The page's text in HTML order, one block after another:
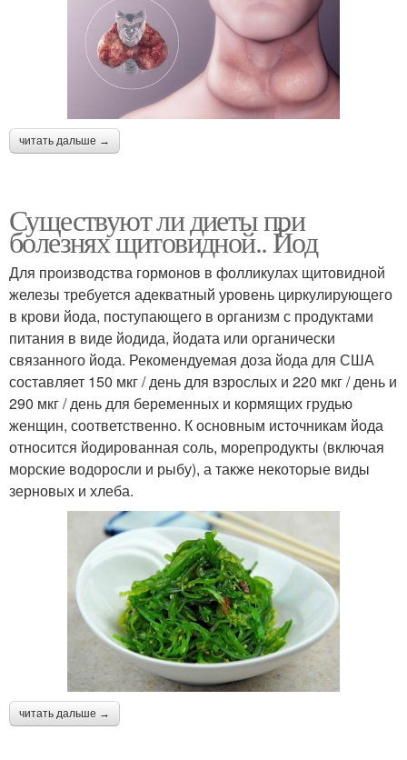
читать дальше →
Существуют ли диеты при
болезнях щитовидной.. Йод
Для производства гормонов в фолликулах щитовидной
железы требуется адекватный уровень циркулирующего
в крови йода, поступающего в организм с продуктами
питания в виде йодида, йодата или органически
связанного йода. Рекомендуемая доза йода для США
составляет 150 мкг / день для взрослых и 220 мкг / день и
290 мкг / день для беременных и кормящих грудью
женщин, соответственно. К основным источникам йода
относится йодированная соль, морепродукты (включая
морские водоросли и рыбу), а также некоторые виды
зерновых и хлеба.
читать дальше →